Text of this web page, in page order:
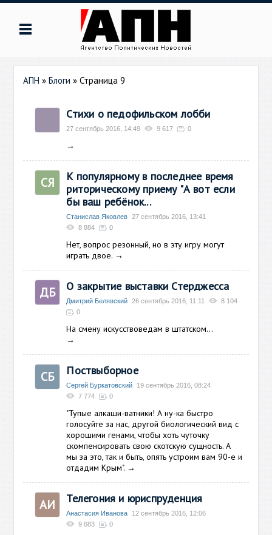
АПН »Блоги » Страница 9
Стихи о педофильском лобби
27 сентябрь 2016, 14:49 9 617 0
→
СЯ
К популярному в последнее время
риторическому приему "А вот если
бы ваш ребёнок...
Станислав Яковлев
27 сентябрь 2016, 13:41
8 884
0
Нет, вопрос резонный, но в эту игру могут
играть двое. →
ДБ О закрытие выставки Стерджесса
Дмитрий Белявский 26 сентябрь 2016, 11:11
8 104
0
На смену искусствоведам в штатском...
→
СБ Поствыборное
Сергей Буркатовский
19 сентябрь 2016, 08:24
7 774
0
"Тупые алкаши-ватники! А ну-ка быстро
голосуйте за нас, другой биологический вид с
хорошими генами, чтобы хоть чуточку
скомпенсировать свою скотскую сущность. А
мы за это, так и быть, опять устроим вам 90-е и
отдадим Крым". →
АИ Телегония и юриспруденция
Анастасия Иванова
12 сентябрь 2016, 12:06
9 683
0